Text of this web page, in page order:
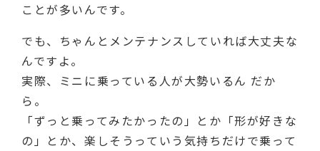
ことが多いんです。
でも、ちゃんとメンテナンスしていれば大丈夫な
んですよ。
実際、ミニに乗っている人が大勢いるん だか
ら。
「ずっと乗ってみたかったの」とか「形が好きな
の」とか、楽しそうっていう気持ちだけで乗って